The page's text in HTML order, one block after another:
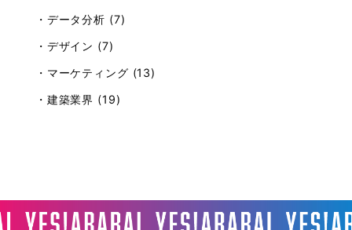
・データ分析 (7)
・デザイン (7)
・マーケティング (13)
・建築業界 (19)